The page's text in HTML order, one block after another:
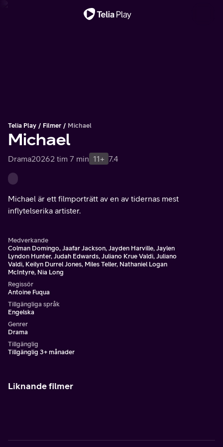
Telia Play Filmer Michael
Michael
Drama20262 tim 7 min 11+ 7.4
Michael är ett filmporträtt av en av tidernas mest
inflytelserika artister.
Medverkande
Colman Domingo, Jaafar Jackson, Jayden Harville, Jaylen
Lyndon Hunter, Judah Edwards, Juliano Krue Valdi, Juliano
Valdi, Keilyn Durrel Jones, Miles Teller, Nathaniel Logan
McIntyre, Nia Long
Regissör
Antoine Fuqua
Tillgängliga språk
Engelska
Genrer
Drama
Tillgänglig
Tillgänglig 3+ månader
Liknande filmer